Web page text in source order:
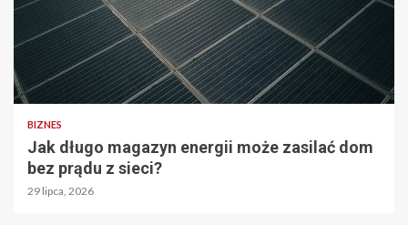
BIZNES
Jak długo magazyn energii może zasilać dom
bez prądu z sieci?
29 lipca, 2026